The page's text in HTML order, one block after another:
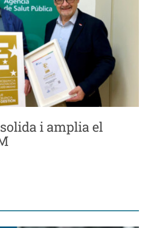
i amplia el